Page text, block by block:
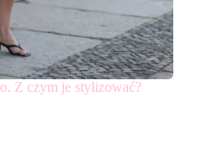
Z czym je stylizować?